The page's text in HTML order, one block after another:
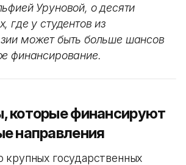
Уруновой, о десяти
где у студентов из
может быть больше шансов
финансирование.
которые финансируют
направления
крупных государственных